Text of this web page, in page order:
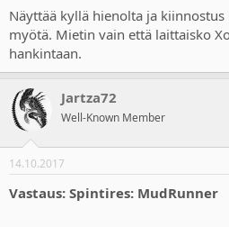
Näyttää kyllä hienolta ja
myötä. Mietin vain että laittaisko
hankintaan.
Jartza72
Well-Known Member
14.10.2017
Vastaus: Spintires: MudRunner